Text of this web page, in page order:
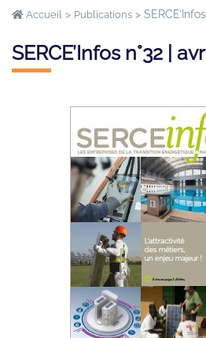
Accueil > Publications >
SERCE’Infos n°32 |